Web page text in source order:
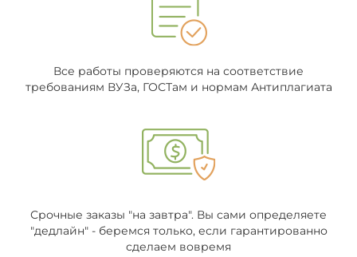
Все работы проверяются на соответствие
требованиям ВУЗа, ГОСТам и нормам Антиплагиата
Срочные заказы "на завтра". Вы сами определяете
"дедлайн" - беремся только, если гарантированно
сделаем вовремя